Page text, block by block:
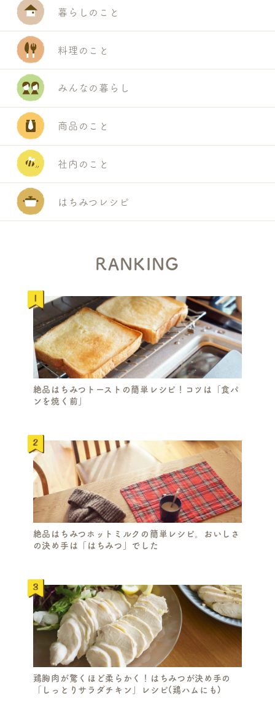
暮らしのこと
料理のこと
みんなの暮らし
商品のこと
社内のこと
はちみつレシピ
RANKING
絶品はちみつトーストの簡単レシピ！コツは「食パ
ンを焼く前」
絶品はちみつホットミルクの簡単レシピ。おいしさ
の決め手は「はちみつ」でした
鶏胸肉が驚くほど柔らかく！はちみつが決め手の
「しっとりサラダチキン」レシピ(鶏ハムにも)